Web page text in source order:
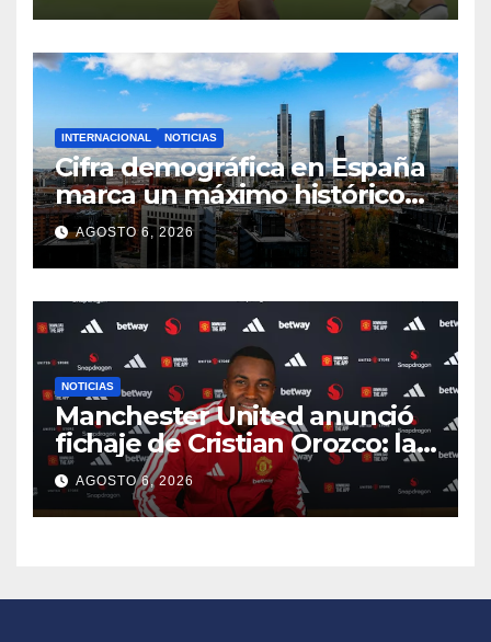
INTERNACIONAL NOTICIAS
Cifra demográfica en España
marca un máximo histórico
impulsado por el crecimiento
poblacional
AGOSTO 6, 2026
NOTICIAS
Manchester United anunció
fichaje de Cristian Orozco: la
promesa de la selección de
Colombia
AGOSTO 6, 2026